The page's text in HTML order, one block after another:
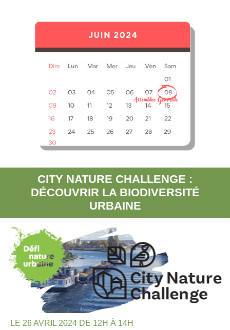
CITY NATURE CHALLENGE :
DÉCOUVRIR LA BIODIVERSITÉ
URBAINE
LE 26 AVRIL 2024 DE 12H À 14H